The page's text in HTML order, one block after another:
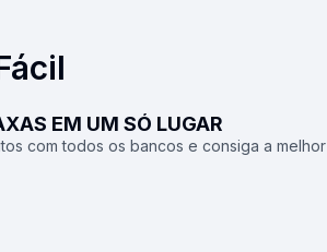
EM UM SÓ LUGAR
com todos os bancos e consiga a melhor